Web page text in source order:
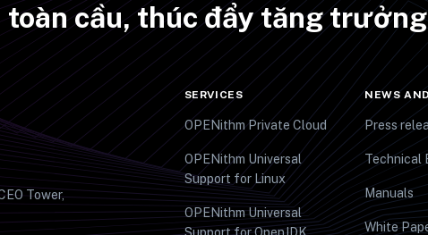
cầu, thúc đẩy tăng
Tower,
SERVICES
OPENithm Private Cloud
OPENithm Universal
Support for Linux
OPENithm Universal
NEWS
Press
Technical
Manuals
White